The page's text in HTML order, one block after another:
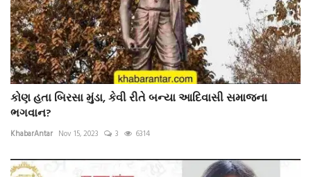
કોણ હતા બિરસા મુંડા, કેવી રીતે બન્યા આદિવાસી સમાજના
ભગવાન?
KhabarAntar Nov 15, 2023 3 6314